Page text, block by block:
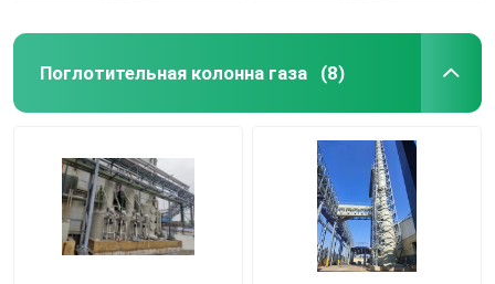
Поглотительная колонна газа (8)